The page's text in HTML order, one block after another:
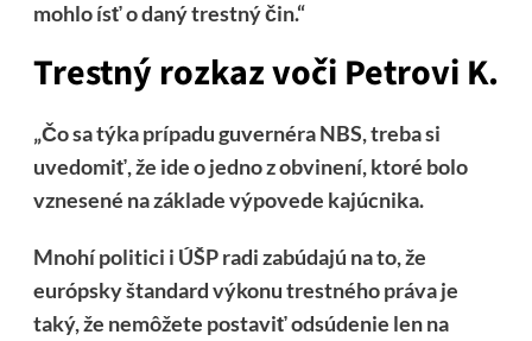
mohlo ísť o daný trestný čin.“
Trestný rozkaz voči Petrovi K.
„Čo sa týka prípadu guvernéra NBS, treba si
uvedomiť, že ide o jedno z obvinení, ktoré bolo
vznesené na základe výpovede kajúcnika.
Mnohí politici i ÚŠP radi zabúdajú na to, že
európsky štandard výkonu trestného práva je
taký, že nemôžete postaviť odsúdenie len na